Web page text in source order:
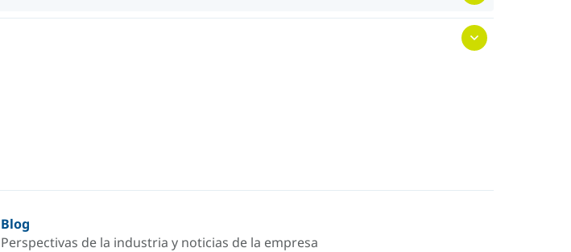
Blog
Perspectivas de la industria y noticias de la empresa